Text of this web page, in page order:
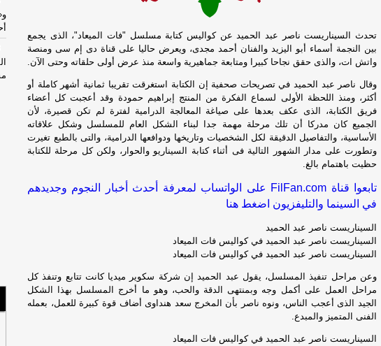
تحدث السيناريست ناصر عبد الحميد عن كواليس كتابة مسلسل "فات الميعاد"، الذى يجمع
بين النجمة أسماء أبو اليزيد والفنان أحمد مجدى، ويعرض حاليا على قناة دى إم سى ومنصة
واتش ات، والذى حقق نجاحا كبيرا ومتابعة جماهيرية واسعة منذ عرض أولى حلقاته وحتى الآن.
وقال ناصر عبد الحميد في تصريحات صحفية إن الكتابة استغرقت تقريبا ثمانية أشهر كاملة أو
أكثر، ومنذ اللحظة الأولى لسماع الفكرة من المنتج إبراهيم حمودة وقد أعجبت كل أعضاء
فريق الكتابة، الذى عكف بعدها على صياغة المعالجة الدرامية لفترة لم تكن قصيرة، لأن
الجميع كان مدركا أن تلك مرحلة مهمة جدا لبناء الشكل العام للمسلسل وشكل علاقاته
الأساسية، والتفاصيل الدقيقة لكل الشخصيات وتاريخها ودوافعها الدرامية، والتى بالطبع تغيرت
وتطورت على مدار الشهور التالية فى أثناء كتابة السيناريو والحوار، ولكن كل مرحلة للكتابة
حظيت باهتمام بالغ.
تابعوا قناة FilFan.com على الواتساب لمعرفة أحدث أخبار النجوم وجديدهم
في السينما والتليفزيون اضغط هنا
السيناريست ناصر عبد الحميد
السيناريست ناصر عبد الحميد في كواليس فات الميعاد
السيناريست ناصر عبد الحميد في كواليس فات الميعاد
وعن مراحل تنفيذ المسلسل، يقول عبد الحميد إن شركة سكوير ميديا كانت تتابع وتنفذ كل
مراحل العمل على أكمل وجه وبمنتهى الدقة والحب، وهو ما أخرج المسلسل بهذا الشكل
الجيد الذى أعجب الناس، ونوه ناصر بأن المخرج سعد هنداوى أضاف قوة كبيرة للعمل، بعمله
الفنى المتميز والمبدع.
السيناريست ناصر عبد الحميد في كواليس فات الميعاد